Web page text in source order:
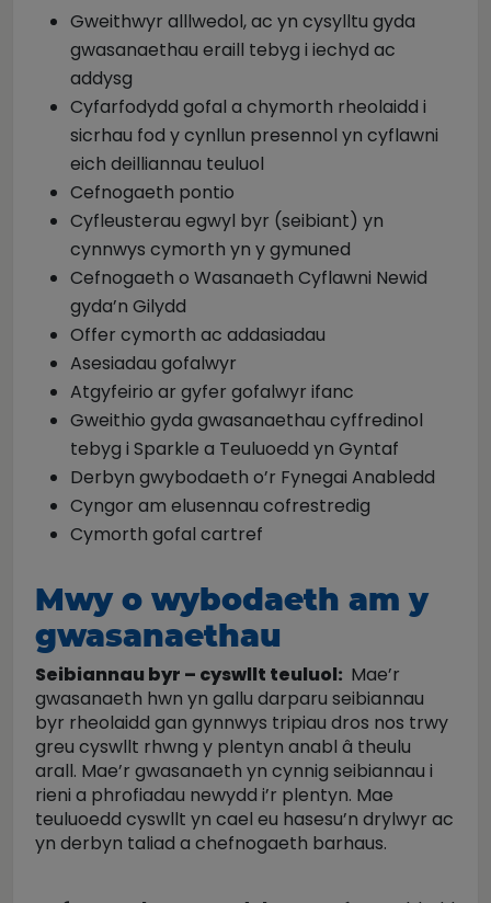
Gweithwyr alllwedol, ac yn cysylltu gyda
gwasanaethau eraill tebyg i iechyd ac
addysg
Cyfarfodydd gofal a chymorth rheolaidd i
sicrhau fod y cynllun presennol yn cyflawni
eich deilliannau teuluol
Cefnogaeth pontio
Cyfleusterau egwyl byr (seibiant) yn
cynnwys cymorth yn y gymuned
Cefnogaeth o Wasanaeth Cyflawni Newid
gyda’n Gilydd
Offer cymorth ac addasiadau
Asesiadau gofalwyr
Atgyfeirio ar gyfer gofalwyr ifanc
Gweithio gyda gwasanaethau cyffredinol
tebyg i Sparkle a Teuluoedd yn Gyntaf
Derbyn gwybodaeth o’r Fynegai Anabledd
Cyngor am elusennau cofrestredig
Cymorth gofal cartref
Mwy o wybodaeth am y
gwasanaethau
Seibiannau byr – cyswllt teuluol: Mae’r
gwasanaeth hwn yn gallu darparu seibiannau
byr rheolaidd gan gynnwys tripiau dros nos trwy
greu cyswllt rhwng y plentyn anabl â theulu
arall. Mae’r gwasanaeth yn cynnig seibiannau i
rieni a phrofiadau newydd i’r plentyn. Mae
teuluoedd cyswllt yn cael eu hasesu’n drylwyr ac
yn derbyn taliad a chefnogaeth barhaus.